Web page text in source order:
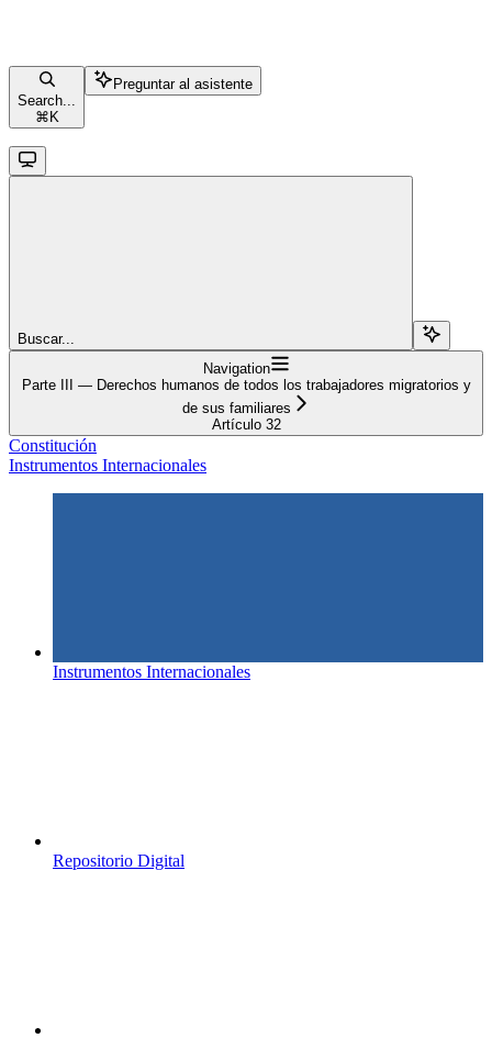
Search...
⌘ K
Preguntar al asistente
Buscar...
Navigation
Parte III — Derechos humanos de todos los trabajadores migratorios y
de sus familiares
Artículo 32
Constitución
Instrumentos Internacionales
Instrumentos Internacionales
Repositorio Digital